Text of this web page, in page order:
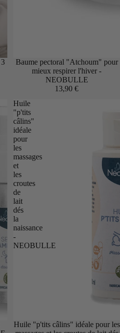
Baume pectoral "Atchoum" pour
mieux respirer l'hiver -
NEOBULLE
13,90 €
Huile
"p'tits
câlins"
idéale
pour
les
massages
et
les
croutes
de
lait
dés
la
naissance
-
NEOBULLE
Huile "p'tits câlins" idéale pour les